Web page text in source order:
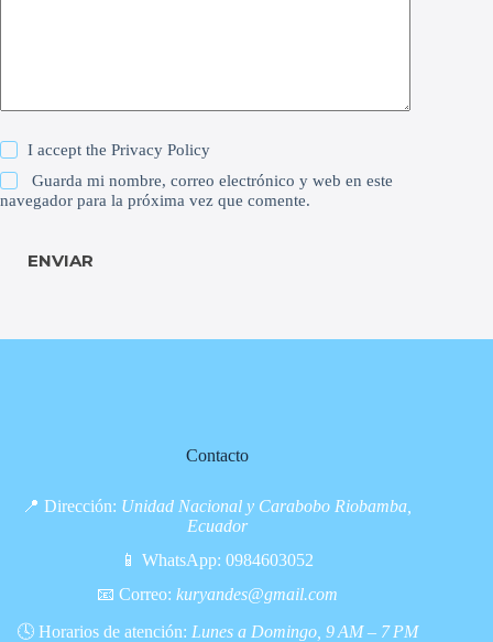
I accept thePrivacy Policy
Guarda mi nombre, correo electrónico y web en este
navegador para la próxima vez que comente.
ENVIAR
Contacto
📍 Dirección: Unidad Nacional y Carabobo Riobamba,
Ecuador
📱 WhatsApp:0984603052
📧 Correo: kuryandes@gmail.com
🕓 Horarios de atención: Lunes a Domingo, 9 AM – 7 PM